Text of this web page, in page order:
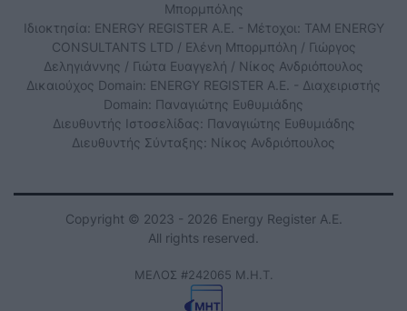
Μπορμπόλης
Ιδιοκτησία: ENERGY REGISTER Α.Ε. - Μέτοχοι: TAM ENERGY
CONSULTANTS LTD / Ελένη Μπορμπόλη / Γιώργος
Δεληγιάννης / Γιώτα Ευαγγελή / Νίκος Ανδριόπουλος
Δικαιούχος Domain: ENERGY REGISTER Α.Ε. - Διαχειριστής
Domain: Παναγιώτης Ευθυμιάδης
Διευθυντής Ιστοσελίδας: Παναγιώτης Ευθυμιάδης
Διευθυντής Σύνταξης: Νίκος Ανδριόπουλος
Copyright © 2023 - 2026 Energy Register Α.Ε.
All rights reserved.
ΜΕΛΟΣ #242065 Μ.Η.Τ.